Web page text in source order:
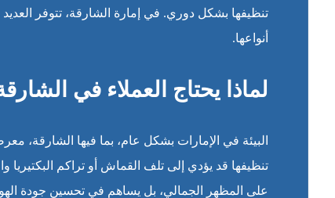
تنظيفها بشكل دوري. في إمارة الشارقة، تتوفر
أنواعها.
لماذا يحتاج العملاء في
البيئة في الإمارات بشكل عام، بما فيها الشارقة،
تنظيفها قد يؤدي إلى تلف القماش أو تراكم
على المظهر الجمالي، بل يساهم في تحسين جودة